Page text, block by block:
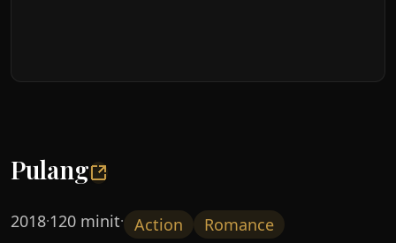
Pulang
2018·120 minit· Action Romance